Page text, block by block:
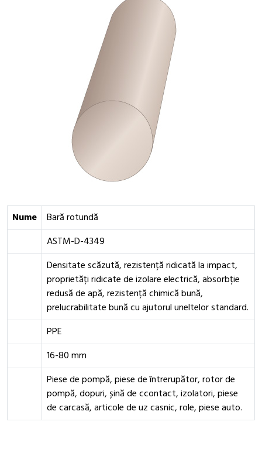
Nume
Bară rotundă
ASTM-D-4349
Densitate scăzută, rezistență ridicată la impact,
proprietăți ridicate de izolare electrică, absorbție
redusă de apă, rezistență chimică bună,
prelucrabilitate bună cu ajutorul uneltelor standard.
PPE
16-80 mm
Piese de pompă, piese de întrerupător, rotor de
pompă, dopuri, șină de ccontact, izolatori, piese
de carcasă, articole de uz casnic, role, piese auto.